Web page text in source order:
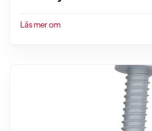
Läs mer om